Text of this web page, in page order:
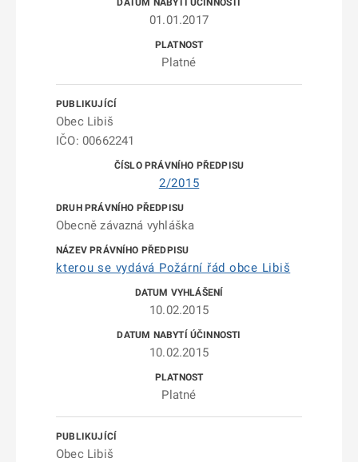
01.01.2017
Platné
Obec Libiš
IČO: 00662241
2/2015
Obecně závazná vyhláška
kterou se vydává Požární řád obce Libiš
10.02.2015
10.02.2015
Platné
Obec Libiš